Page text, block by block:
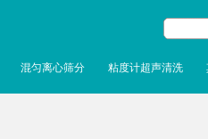
混匀离心筛分 粘度计超声清洗